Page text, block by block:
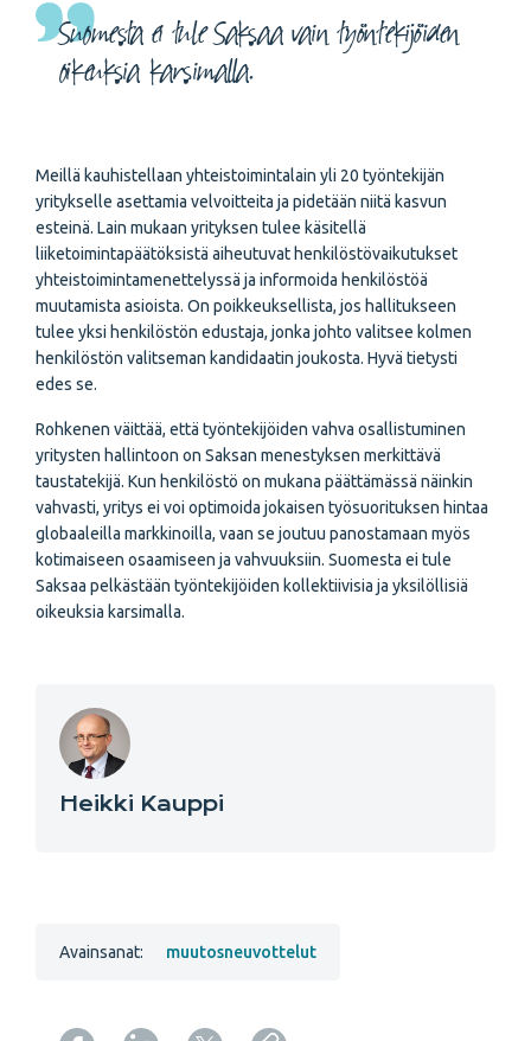
Suomesta ei tule Saksaa vain työntekijöiden
oikeuksia karsimalla.
Meillä kauhistellaan yhteistoimintalain yli 20 työntekijän
yritykselle asettamia velvoitteita ja pidetään niitä kasvun
esteinä. Lain mukaan yrityksen tulee käsitellä
liiketoimintapäätöksistä aiheutuvat henkilöstövaikutukset
yhteistoimintamenettelyssä ja informoida henkilöstöä
muutamista asioista. On poikkeuksellista, jos hallitukseen
tulee yksi henkilöstön edustaja, jonka johto valitsee kolmen
henkilöstön valitseman kandidaatin joukosta. Hyvä tietysti
edes se.
Rohkenen väittää, että työntekijöiden vahva osallistuminen
yritysten hallintoon on Saksan menestyksen merkittävä
taustatekijä. Kun henkilöstö on mukana päättämässä näinkin
vahvasti, yritys ei voi optimoida jokaisen työsuorituksen hintaa
globaaleilla markkinoilla, vaan se joutuu panostamaan myös
kotimaiseen osaamiseen ja vahvuuksiin. Suomesta ei tule
Saksaa pelkästään työntekijöiden kollektiivisia ja yksilöllisiä
oikeuksia karsimalla.
Heikki Kauppi
Avainsanat: muutosneuvottelut